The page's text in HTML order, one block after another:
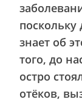
поскольку
знает об
того, до
остро
отёков,